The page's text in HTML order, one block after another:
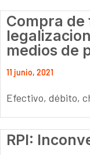
Compra de
medios de
11 junio, 2021
Efectivo, débito,
RPI: